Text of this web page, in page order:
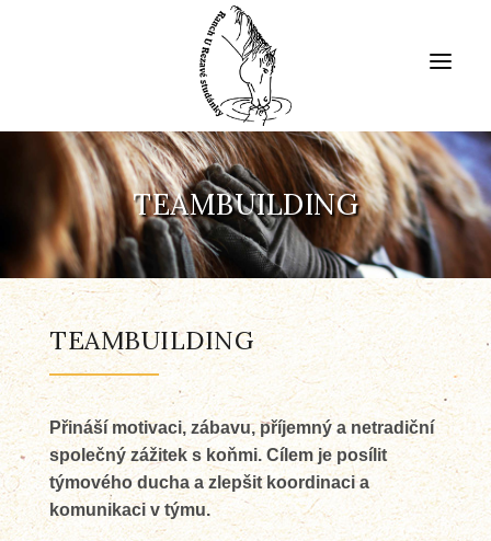
DOMŮ
NAŠE STÁJ
VYJÍŽĎKY
PRO DĚTI
NAŠE SLUŽBY
TEAMBUILDING
TEAMBUILDING
TEAMBUILDING
Přináší motivaci, zábavu, příjemný a netradiční
společný zážitek s koňmi. Cílem je posílit
týmového ducha a zlepšit koordinaci a
komunikaci v týmu.